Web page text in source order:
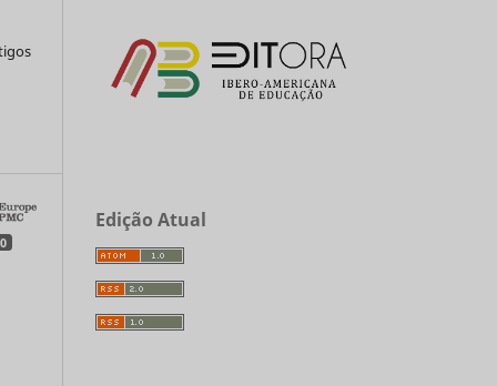
0
Edição Atual